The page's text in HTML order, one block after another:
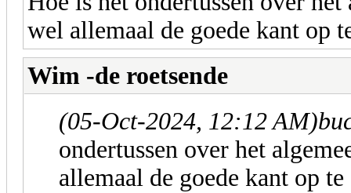
wel allemaal de goede kant op
Wim -de roetsende
(05-Oct-2024, 12:12 AM)
ondertussen over het
allemaal de goede kant op te